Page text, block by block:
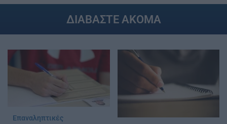
ΔΙΑΒΑΣΤΕ ΑΚΟΜΑ
Επαναληπτικές